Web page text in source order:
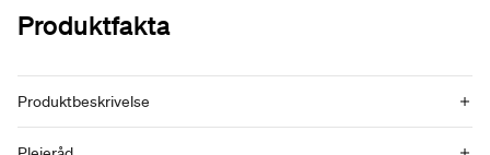
Produktfakta
Produktbeskrivelse